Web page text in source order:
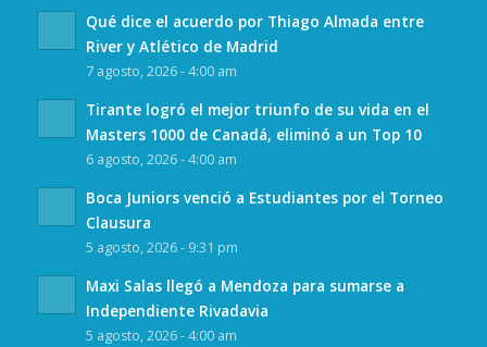
Qué dice el acuerdo por Thiago Almada entre
River y Atlético de Madrid
7 agosto, 2026 - 4:00 am
Tirante logró el mejor triunfo de su vida en el
Masters 1000 de Canadá, eliminó a un Top 10
6 agosto, 2026 - 4:00 am
Boca Juniors venció a Estudiantes por el Torneo
Clausura
5 agosto, 2026 - 9:31 pm
Maxi Salas llegó a Mendoza para sumarse a
Independiente Rivadavia
5 agosto, 2026 - 4:00 am